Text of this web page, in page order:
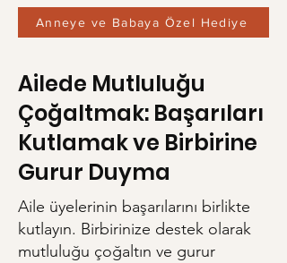
Anneye ve Babaya Özel Hediye
Ailede Mutluluğu
Çoğaltmak: Başarıları
Kutlamak ve Birbirine
Gurur Duyma
Aile üyelerinin başarılarını birlikte
kutlayın. Birbirinize destek olarak
mutluluğu çoğaltın ve gurur